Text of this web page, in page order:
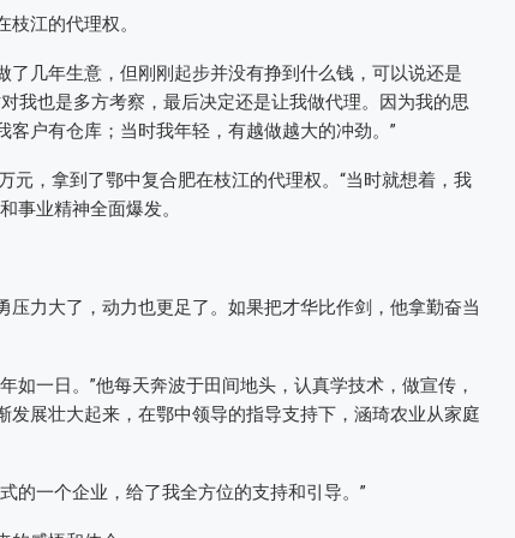
江的代理权。
了几年生意，但刚刚起步并没有挣到什么钱，可以说还是
我也是多方考察，最后决定还是让我做代理。因为我的思
户有仓库；当时我年轻，有越做越大的冲劲。”
元，拿到了鄂中复合肥在枝江的代理权。“当时就想着，我
事业精神全面爆发。
力大了，动力也更足了。如果把才华比作剑，他拿勤奋当
一日。”他每天奔波于田间地头，认真学技术，做宣传，
展壮大起来，在鄂中领导的指导支持下，涵琦农业从家庭
的一个企业，给了我全方位的支持和引导。”